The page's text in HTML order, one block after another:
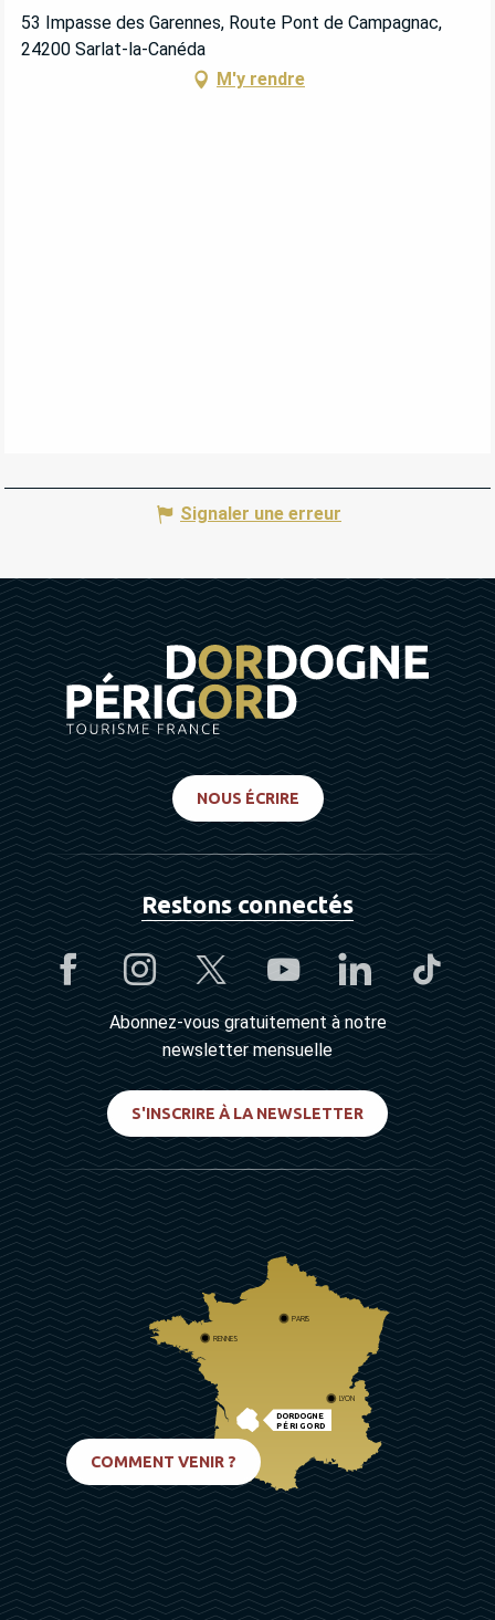
53 Impasse des Garennes, Route Pont de Campagnac,
24200 Sarlat-la-Canéda
M'y rendre
Signaler une erreur
NOUS ÉCRIRE
Restons connectés
Abonnez-vous gratuitement à notre
newsletter mensuelle
S'INSCRIRE À LA NEWSLETTER
DORDOGNE
PÉRIGORD
PARIS
RENNES
LYON
COMMENT VENIR ?